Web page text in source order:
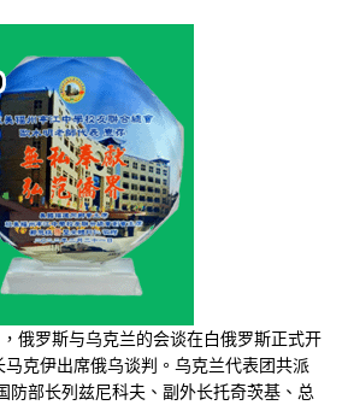
俄罗斯与乌克兰的会谈在白俄罗斯正式开
克伊出席俄乌谈判。乌克兰代表团共派
防部长列兹尼科夫、副外长托奇茨基、总